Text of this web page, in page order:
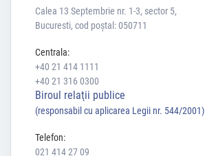
Calea 13 Septembrie nr. 1-3, sector 5,
Bucuresti, cod poștal: 050711
Centrala:
+40 21 414 1111
+40 21 316 0300
Biroul relaţii publice
(responsabil cu aplicarea Legii nr. 544/2001)
Telefon:
021 414 27 09